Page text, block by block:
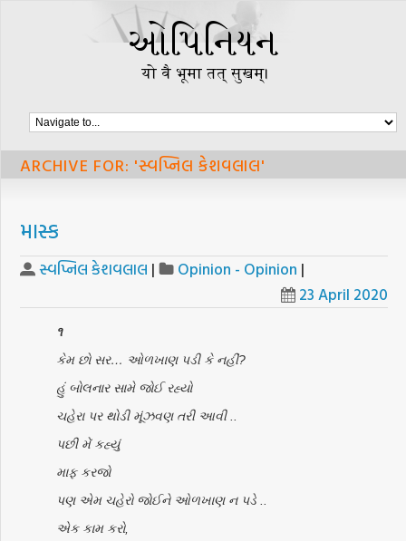
ARCHIVE FOR: 'સ્વપ્નિલ કેશવલાલ'
માસ્ક
સ્વપ્નિલ કેશવલાલ | Opinion - Opinion |
23 April 2020
૧
કેમ છો સર… ઓળખાણ પડી કે નહીં?
હું બોલનાર સામે જોઈ રહ્યો
ચહેરા પર થોડી મૂંઝવણ તરી આવી ..
પછી મેં કહ્યું
માફ કરજો
પણ એમ ચહેરો જોઈને ઓળખાણ ન પડે ..
એક કામ કરો,